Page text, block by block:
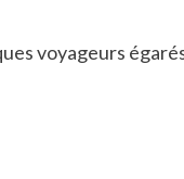
voyageurs